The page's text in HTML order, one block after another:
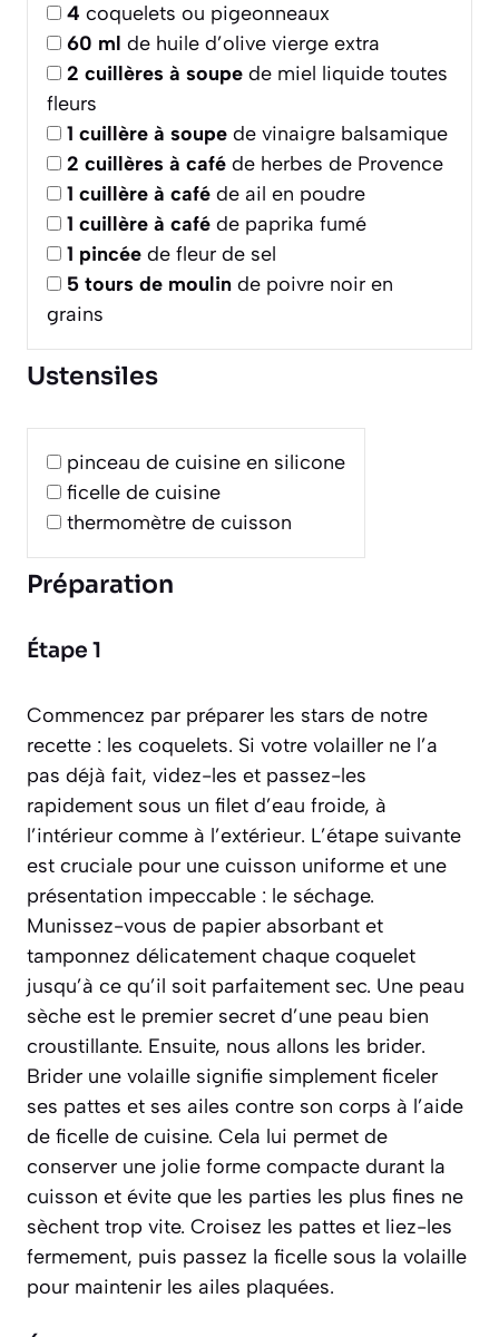
4 coquelets ou pigeonneaux
60 ml de huile d’olive vierge extra
2 cuillères à soupe de miel liquide toutes
fleurs
1 cuillère à soupe de vinaigre balsamique
2 cuillères à café de herbes de Provence
1 cuillère à café de ail en poudre
1 cuillère à café de paprika fumé
1 pincée de fleur de sel
5 tours de moulin de poivre noir en
grains
Ustensiles
pinceau de cuisine en silicone
ficelle de cuisine
thermomètre de cuisson
Préparation
Étape 1
Commencez par préparer les stars de notre
recette : les coquelets. Si votre volailler ne l’a
pas déjà fait, videz-les et passez-les
rapidement sous un filet d’eau froide, à
l’intérieur comme à l’extérieur. L’étape suivante
est cruciale pour une cuisson uniforme et une
présentation impeccable : le séchage.
Munissez-vous de papier absorbant et
tamponnez délicatement chaque coquelet
jusqu’à ce qu’il soit parfaitement sec. Une peau
sèche est le premier secret d’une peau bien
croustillante. Ensuite, nous allons les brider.
Brider une volaille signifie simplement ficeler
ses pattes et ses ailes contre son corps à l’aide
de ficelle de cuisine. Cela lui permet de
conserver une jolie forme compacte durant la
cuisson et évite que les parties les plus fines ne
sèchent trop vite. Croisez les pattes et liez-les
fermement, puis passez la ficelle sous la volaille
pour maintenir les ailes plaquées.